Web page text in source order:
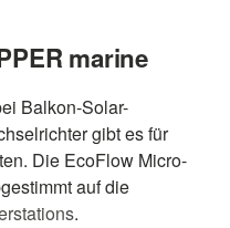
marine
Balkon-Solar-
gibt es für
Die EcoFlow Micro-
auf die
.